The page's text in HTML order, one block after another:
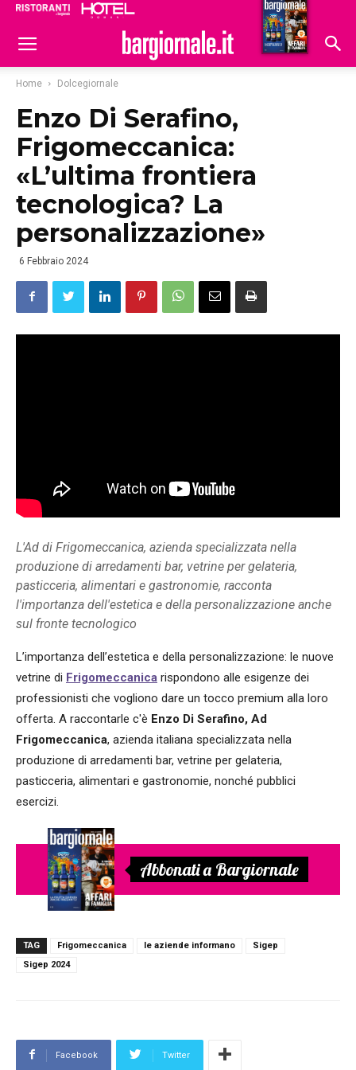
Hoteldomani
Home Dolcegiornale
Enzo Di Serafino,
Frigomeccanica:
«L’ultima frontiera
tecnologica? La
personalizzazione»
6 Febbraio 2024
L'Ad di Frigomeccanica, azienda specializzata nella
produzione di arredamenti bar, vetrine per gelateria,
pasticceria, alimentari e gastronomie, racconta
l'importanza dell'estetica e della personalizzazione anche
sul fronte tecnologico
L’importanza dell’estetica e della personalizzazione: le nuove
vetrine di Frigomeccanica rispondono alle esigenze dei
professionisti che vogliono dare un tocco premium alla loro
offerta. A raccontarle c'è Enzo Di Serafino, Ad
Frigomeccanica, azienda italiana specializzata nella
produzione di arredamenti bar, vetrine per gelateria,
pasticceria, alimentari e gastronomie, nonché pubblici
esercizi.
Abbonati a Bargiornale
TAG Frigomeccanica le aziende informano
Sigep
Sigep 2024
Facebook Twitter